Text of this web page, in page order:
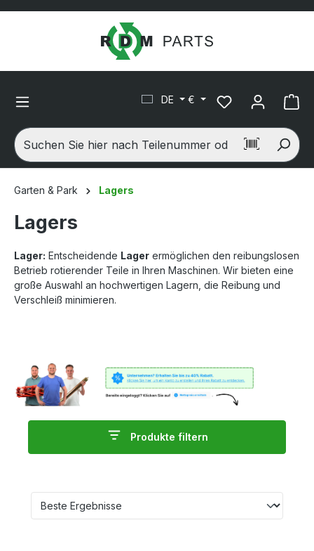
springen
DE €
Garten & Park Lagers
Lagers
Lager: Entscheidende Lager ermöglichen den reibungslosen
Betrieb rotierender Teile in Ihren Maschinen. Wir bieten eine
große Auswahl an hochwertigen Lagern, die Reibung und
Verschleiß minimieren.
Produkte filtern